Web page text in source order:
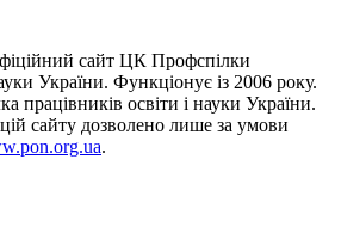
сайт ЦК Профспілки
України. Функціонує із 2006 року.
працівників освіти і науки України.
сайту дозволено лише за умови
.